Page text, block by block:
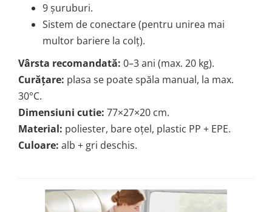
9 șuruburi.
Sistem de conectare (pentru unirea mai
multor bariere la colț).
Vârsta recomandată: 0–3 ani (max. 20 kg).
Curățare: plasa se poate spăla manual, la max.
30°C.
Dimensiuni cutie: 77×27×20 cm.
Material: poliester, bare oțel, plastic PP + EPE.
Culoare: alb + gri deschis.